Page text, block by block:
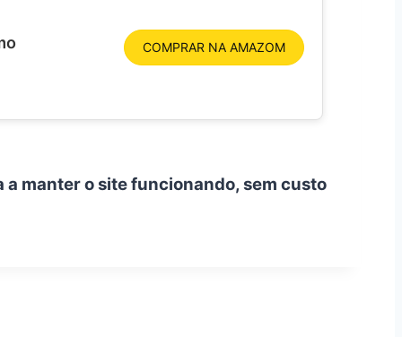
COMPRAR NA AMAZOM
manter o site funcionando, sem custo